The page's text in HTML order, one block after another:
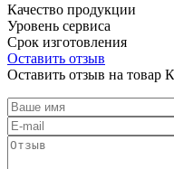
Качество продукции
Уровень сервиса
Срок изготовления
Оставить отзыв
Оставить отзыв на товар